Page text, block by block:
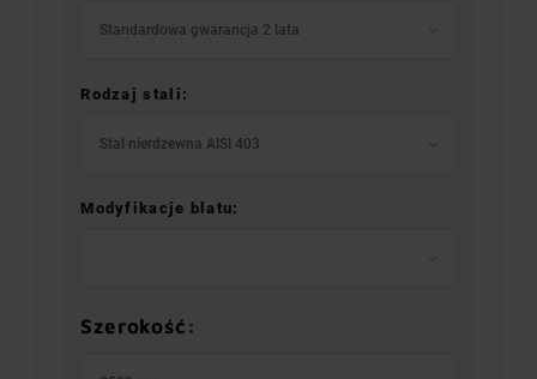
Standardowa gwarancja 2 lata
Rodzaj stali:
Stal nierdzewna AISI 403
Modyfikacje blatu:
Szerokość: